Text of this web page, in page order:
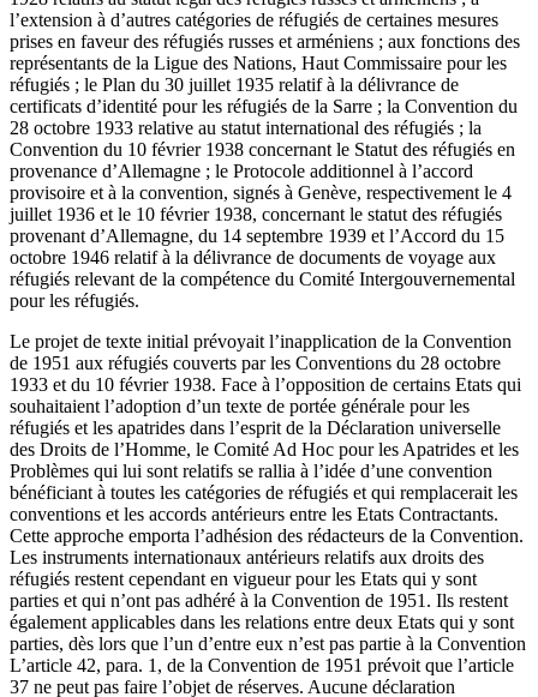
l’extension à d’autres catégories de réfugiés de certaines mesures
prises en faveur des réfugiés russes et arméniens ; aux fonctions des
représentants de la Ligue des Nations, Haut Commissaire pour les
réfugiés ; le Plan du 30 juillet 1935 relatif à la délivrance de
certificats d’identité pour les réfugiés de la Sarre ; la Convention du
28 octobre 1933 relative au statut international des réfugiés ; la
Convention du 10 février 1938 concernant le Statut des réfugiés en
provenance d’Allemagne ; le Protocole additionnel à l’accord
provisoire et à la convention, signés à Genève, respectivement le 4
juillet 1936 et le 10 février 1938, concernant le statut des réfugiés
provenant d’Allemagne, du 14 septembre 1939 et l’Accord du 15
octobre 1946 relatif à la délivrance de documents de voyage aux
réfugiés relevant de la compétence du Comité Intergouvernemental
pour les réfugiés.
Le projet de texte initial prévoyait l’inapplication de la Convention
de 1951 aux réfugiés couverts par les Conventions du 28 octobre
1933 et du 10 février 1938. Face à l’opposition de certains Etats qui
souhaitaient l’adoption d’un texte de portée générale pour les
réfugiés et les apatrides dans l’esprit de la Déclaration universelle
des Droits de l’Homme, le Comité Ad Hoc pour les Apatrides et les
Problèmes qui lui sont relatifs se rallia à l’idée d’une convention
bénéficiant à toutes les catégories de réfugiés et qui remplacerait les
conventions et les accords antérieurs entre les Etats Contractants.
Cette approche emporta l’adhésion des rédacteurs de la Convention.
Les instruments internationaux antérieurs relatifs aux droits des
réfugiés restent cependant en vigueur pour les Etats qui y sont
parties et qui n’ont pas adhéré à la Convention de 1951. Ils restent
également applicables dans les relations entre deux Etats qui y sont
parties, dès lors que l’un d’entre eux n’est pas partie à la Convention
L’article 42, para. 1, de la Convention de 1951 prévoit que l’article
37 ne peut pas faire l’objet de réserves. Aucune déclaration